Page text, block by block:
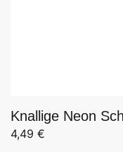
Knallige Neon
4,49 €